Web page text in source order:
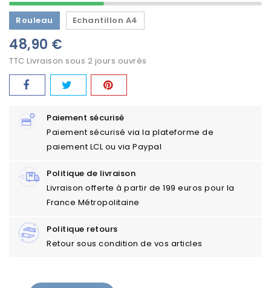
Rouleau Echantillon A4
48,90 €
TTC Livraison sous 2 jours ouvrés
Paiement sécurisé
Paiement sécurisé via la plateforme de
paiement LCL ou via Paypal
Politique de livraison
Livraison offerte à partir de 199 euros pour la
France Métropolitaine
Politique retours
Retour sous condition de vos articles